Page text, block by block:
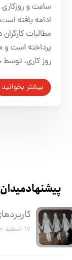
ساعت و روزکاری
ادامه یافته
مطالبات
پرداخته است و
روز کاری،
بیشتر بخوانید
پیشنهاد میدان
۱۷ اسفند ۱۴۰۰